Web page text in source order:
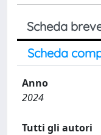
Scheda
Scheda
Anno
2024
Tutti gli autori